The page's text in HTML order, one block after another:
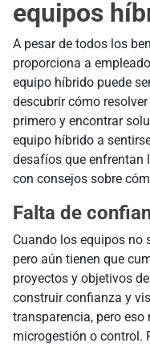
equipos
A pesar de todos los
proporciona a
equipo híbrido puede
descubrir cómo
primero y encontrar
equipo híbrido a
desafíos que enfrentan
con consejos sobre
Falta de
Cuando los equipos no
pero aún tienen que
proyectos y objetivos
construir confianza y
transparencia, pero
microgestión o control.